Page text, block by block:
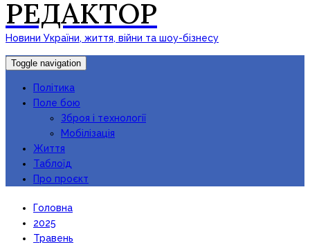
РЕДАКТОР
Новини України, життя, війни та шоу-бізнесу
Toggle navigation
Політика
Поле бою
Зброя і технології
Мобілізація
Життя
Таблоїд
Про проєкт
Головна
2025
Травень